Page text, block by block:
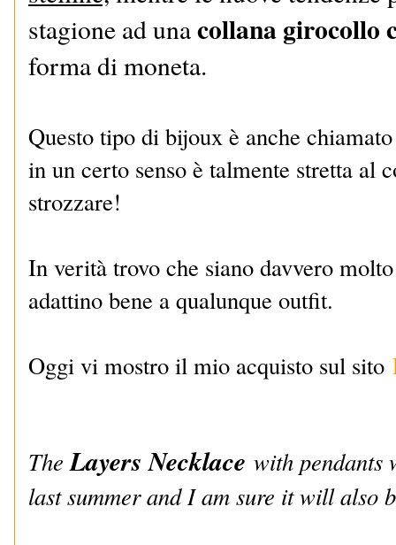
stagione ad unacollana girocollo
forma di moneta.
Questo tipo di bijoux è anche
in un certo senso è talmente stretta al
strozzare!
In verità trovo che siano davvero
adattino bene a qualunque outfit.
Oggi vi mostro il mio acquisto sul sito
TheLayers Necklace with pendants
last summer and I am sure it will also